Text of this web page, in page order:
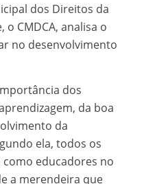
dos Direitos da
o CMDCA, analisa o
no desenvolvimento
dos
da boa
da
ela, todos os
educadores no
a merendeira que